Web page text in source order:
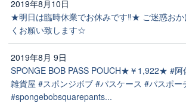
2019年8月10日
★明日は臨時休業でお休みです‼️★ ご迷惑おか
くお願い致します☆
2019年8月 9日
SPONGE BOB PASS POUCH★￥1,922★ #阿
雑貨屋 #スポンジボブ #パスケース #パスポー
#spongebobsquarepants...